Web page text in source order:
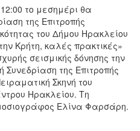
το μεσημέρι θα
της Επιτροπής
του Δήμου Ηρακλείου
Κρήτη, καλές πρακτικές»
σεισμικής δόνησης την
της Επιτροπής
Σκηνή του
Ηρακλείου. Τη
Ελίνα Φαρσάρη.